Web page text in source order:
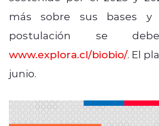
más sobre sus bases
postulación se
www.explora.cl/biobio/. El
junio.